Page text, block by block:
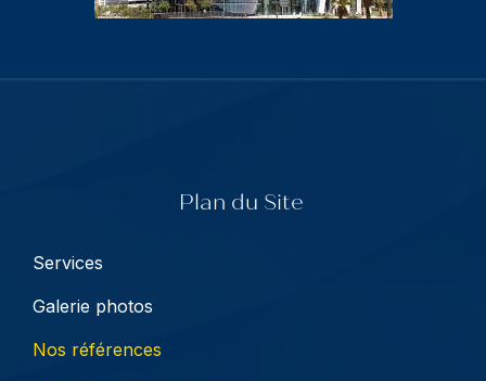
Plan du Site
Services
Galerie photos
Nos références